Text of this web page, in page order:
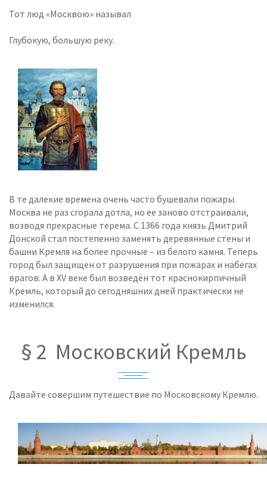
Тот люд «Москвою» называл
Глубокую, большую реку.
В те далекие времена очень часто бушевали пожары.
Москва не раз сгорала дотла, но ее заново отстраивали,
возводя прекрасные терема. С 1366 года князь Дмитрий
Донской стал постепенно заменять деревянные стены и
башни Кремля на более прочные – из белого камня. Теперь
город был защищен от разрушения при пожарах и набегах
врагов. А в XV веке был возведён тот краснокирпичный
Кремль, который до сегодняшних дней практически не
изменился.
§ 2 Московский Кремль
Давайте совершим путешествие по Московскому Кремлю.